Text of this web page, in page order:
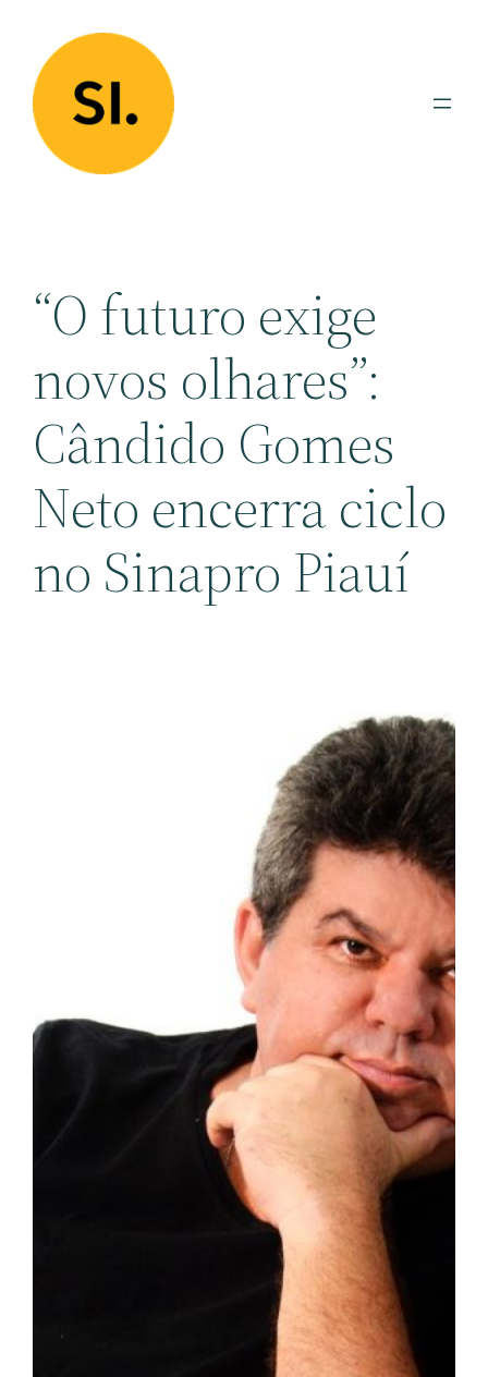
para
conteúdo
“O futuro exige
novos olhares”:
Cândido Gomes
Neto encerra ciclo
no Sinapro Piauí